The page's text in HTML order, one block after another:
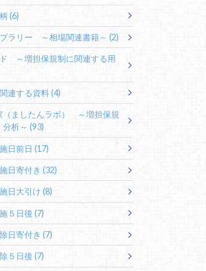
(6)
ラリー ～相場関連書籍～ (2)
～増担保規制に関連する用
連する資料(4)
（ましたんラボ） ～増担保規
分析～(93)
日前日 (17)
日寄付き (32)
日大引け (8)
５日後 (7)
日寄付き (7)
５日後 (7)